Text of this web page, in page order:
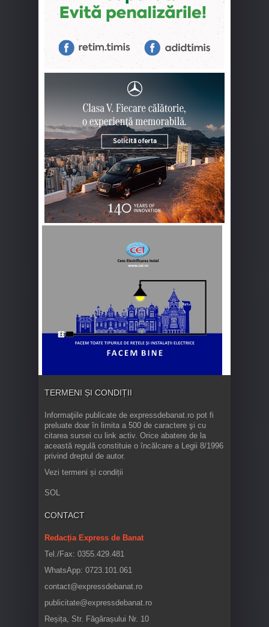
TERMENI ȘI CONDIȚII
Informaţiile publicate de expressdebanat.ro pot fi
preluate doar în limita a 500 de caractere şi cu
citarea sursei cu link activ. Orice abatere de la
această regulă constituie o încălcare a Legii 8/1996
privind dreptul de autor.
Vezi termeni și condiții
SOL
CONTACT
Redacția Express de Banat
Tel./Fax: 0355.429.481
WhatsApp: 0723.101.061
contact@expressdebanat.ro
publicitate@expressdebanat.ro
Reșița, Str. Făgărașului Nr. 10